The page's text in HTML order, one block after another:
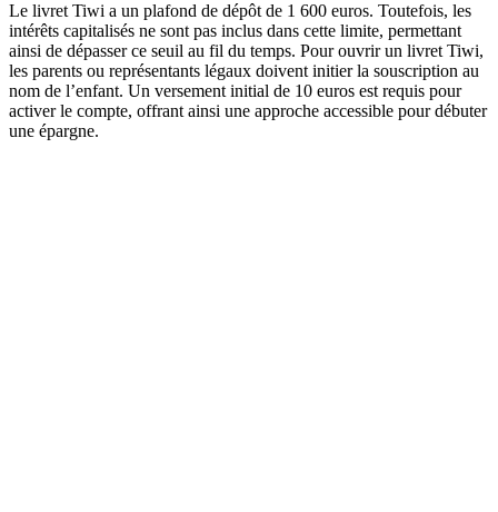
Le livret Tiwi a un plafond de dépôt de 1 600 euros. Toutefois, les
intérêts capitalisés ne sont pas inclus dans cette limite, permettant
ainsi de dépasser ce seuil au fil du temps. Pour ouvrir un livret Tiwi,
les parents ou représentants légaux doivent initier la souscription au
nom de l’enfant. Un versement initial de 10 euros est requis pour
activer le compte, offrant ainsi une approche accessible pour débuter
une épargne.